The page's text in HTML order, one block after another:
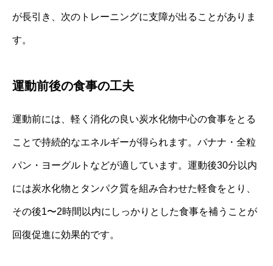
が長引き、次のトレーニングに支障が出ることがありま
す。
運動前後の食事の工夫
運動前には、軽く消化の良い炭水化物中心の食事をとる
ことで持続的なエネルギーが得られます。バナナ・全粒
パン・ヨーグルトなどが適しています。運動後30分以内
には炭水化物とタンパク質を組み合わせた軽食をとり、
その後1〜2時間以内にしっかりとした食事を補うことが
回復促進に効果的です。